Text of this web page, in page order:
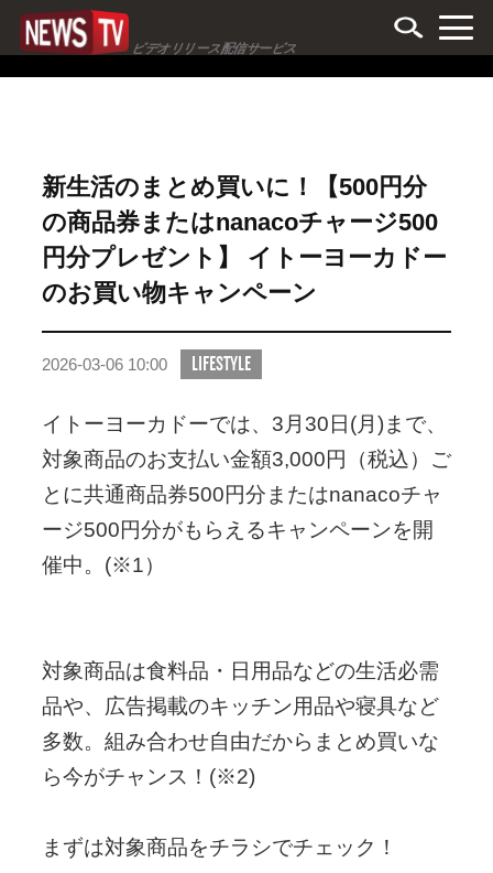
ビデオリリース配信サービス
新生活のまとめ買いに！【500円分
の商品券またはnanacoチャージ500
円分プレゼント】 イトーヨーカドー
のお買い物キャンペーン
2026-03-06 10:00 LIFESTYLE
イトーヨーカドーでは、3月30日(月)まで、
対象商品のお支払い金額3,000円（税込）ご
とに共通商品券500円分またはnanacoチャ
ージ500円分がもらえるキャンペーンを開
催中。(※1）
対象商品は食料品・日用品などの生活必需
品や、広告掲載のキッチン用品や寝具など
多数。組み合わせ自由だからまとめ買いな
ら今がチャンス！(※2)
まずは対象商品をチラシでチェック！